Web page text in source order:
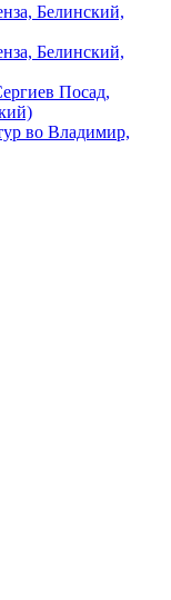
Белинский,
Белинский,
Посад,
во Владимир,